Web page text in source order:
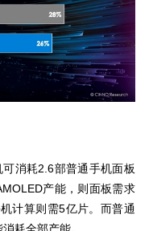
消耗2.6部普通手机面板
产能，则面板需求
计算则需5亿片。而普通